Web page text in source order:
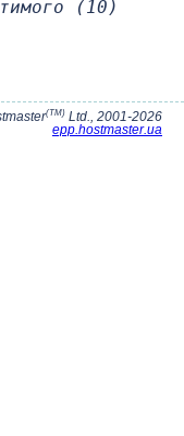
(10)
(TM) Ltd., 2001-2026
epp.hostmaster.ua